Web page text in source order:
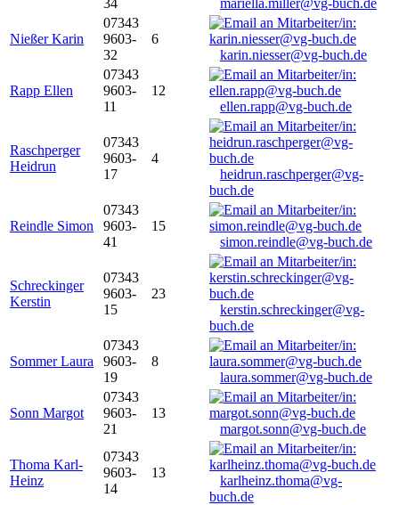
34 mariella.miller@vg-buch.de
Nießer Karin
07343
9603-
32
6
karin.niesser@vg-buch.de
Rapp Ellen
07343
9603-
11
12
ellen.rapp@vg-buch.de
Raschperger
Heidrun
07343
9603-
17
4
heidrun.raschperger@vg-
buch.de
Reindle Simon
07343
9603-
41
15
simon.reindle@vg-buch.de
Schreckinger
Kerstin
07343
9603-
15
23
kerstin.schreckinger@vg-
buch.de
Sommer Laura
07343
9603-
19
8
laura.sommer@vg-buch.de
Sonn Margot
07343
9603-
21
13
margot.sonn@vg-buch.de
Thoma Karl-
Heinz
07343
9603-
14
13
karlheinz.thoma@vg-
buch.de